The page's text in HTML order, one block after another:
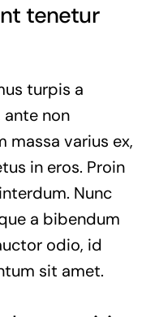
tenetur
turpis a
ante non
massa varius ex,
in eros. Proin
Nunc
a bibendum
odio, id
sit amet.